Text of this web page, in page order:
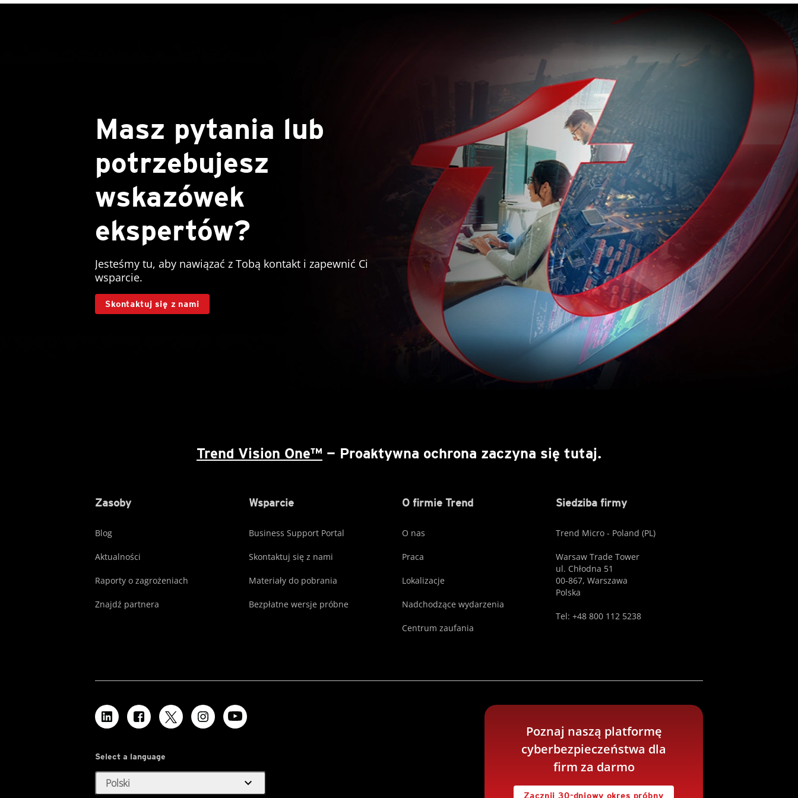
Masz pytania lub
potrzebujesz
wskazówek
ekspertów?
Jesteśmy tu, aby nawiązać z Tobą kontakt i zapewnić Ci
wsparcie.
Skontaktuj się z nami
Trend Vision One™ — Proaktywna ochrona zaczyna się tutaj.
Zasoby
Blog
Aktualności
Raporty o zagrożeniach
Znajdź partnera
Wsparcie
Business Support Portal
Skontaktuj się z nami
Materiały do pobrania
Bezpłatne wersje próbne
O firmie Trend
O nas
Praca
Lokalizacje
Nadchodzące wydarzenia
Centrum zaufania
Siedziba firmy
Trend Micro - Poland (PL)
Warsaw Trade Tower
ul. Chłodna 51
00-867, Warszawa
Polska
Tel: +48 800 112 5238
Select a language
Polski expand_more
Poznaj naszą platformę
cyberbezpieczeństwa dla
firm za darmo
Zacznij 30-dniowy okres próbny